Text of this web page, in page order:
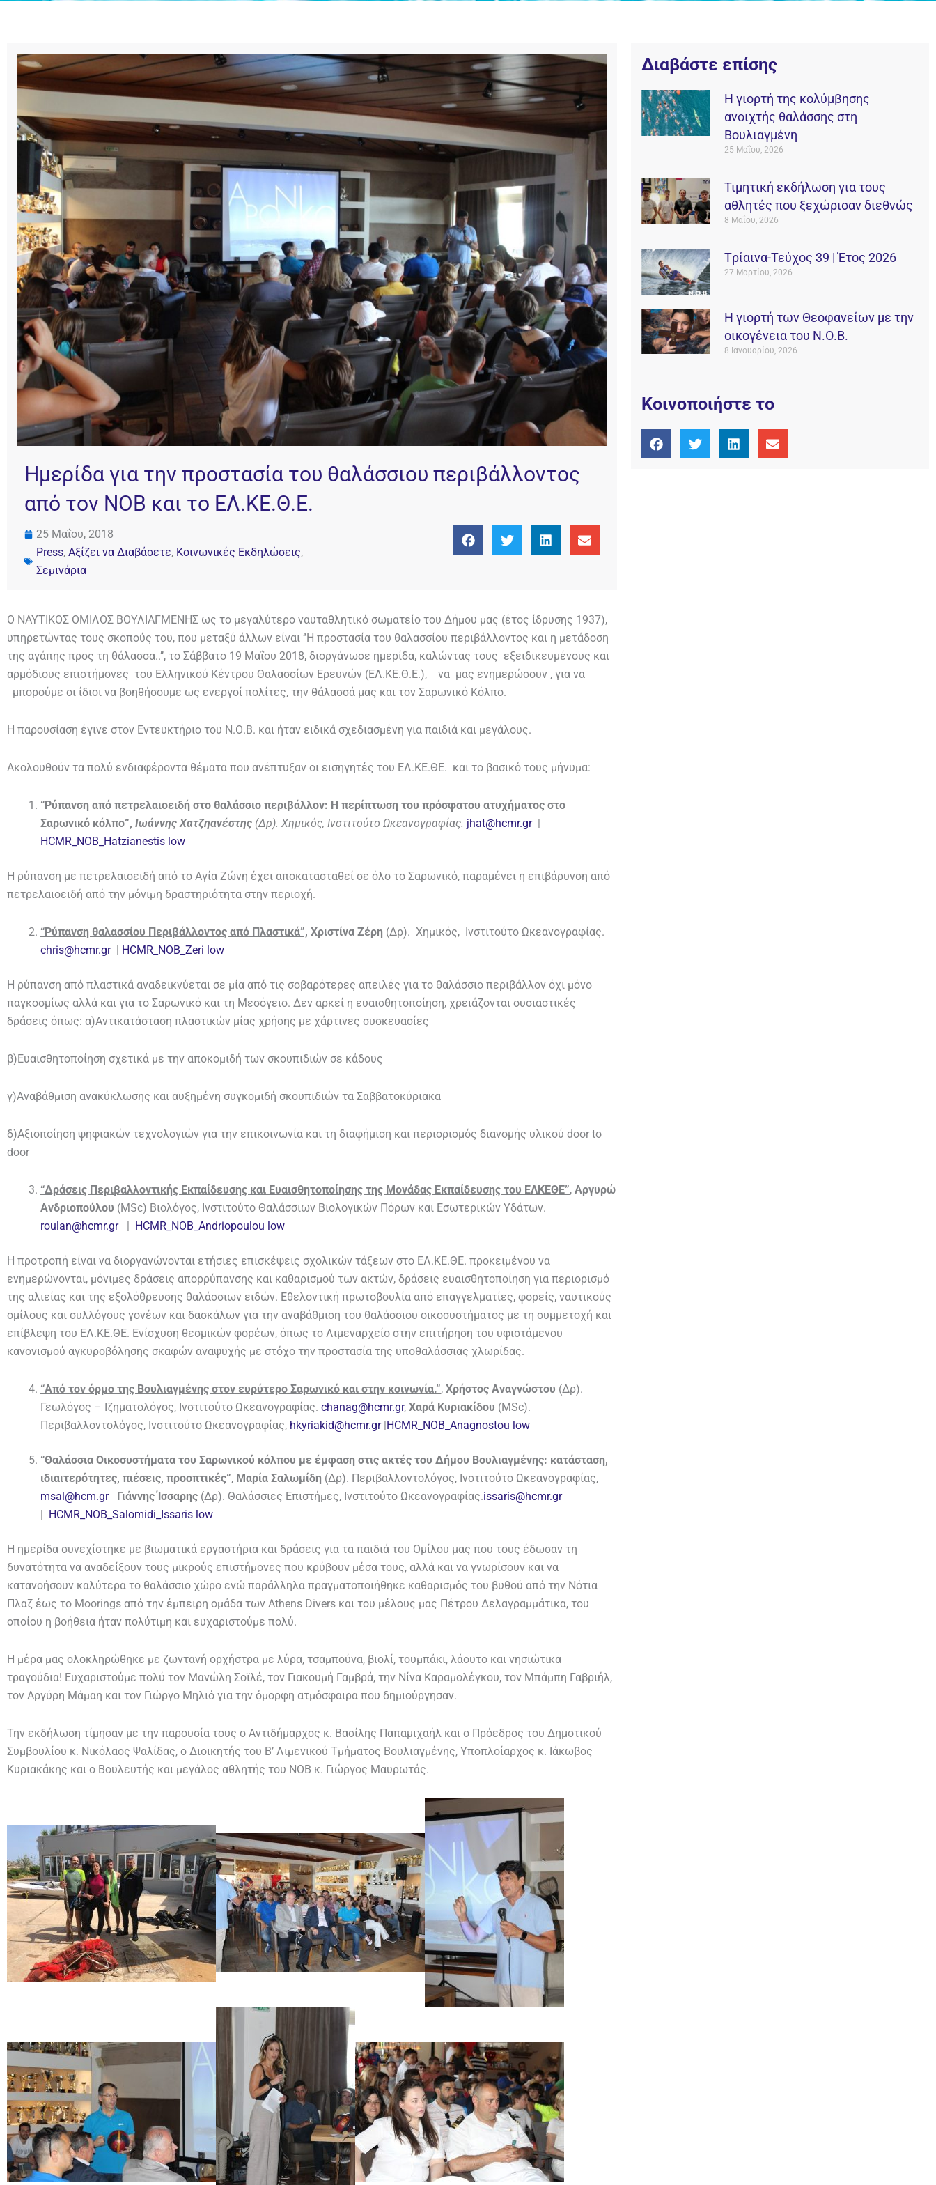
Ημερίδα για την προστασία του θαλάσσιου περιβάλλοντος
από τον ΝΟΒ και το ΕΛ.ΚΕ.Θ.Ε.
25 Μαΐου, 2018
Press, Αξίζει να Διαβάσετε, Κοινωνικές Εκδηλώσεις,
Σεμινάρια
Ο ΝΑΥΤΙΚΟΣ ΟΜΙΛΟΣ ΒΟΥΛΙΑΓΜΕΝΗΣ ως το μεγαλύτερο ναυταθλητικό σωματείο του Δήμου μας (έτος ίδρυσης 1937),
υπηρετώντας τους σκοπούς του, που μεταξύ άλλων είναι ‘’Η προστασία του θαλασσίου περιβάλλοντος και η μετάδοση
της αγάπης προς τη θάλασσα..’’, το Σάββατο 19 Μαΐου 2018, διοργάνωσε ημερίδα, καλώντας τους εξειδικευμένους και
αρμόδιους επιστήμονες του Ελληνικού Κέντρου Θαλασσίων Ερευνών (ΕΛ.ΚΕ.Θ.Ε.), να μας ενημερώσουν , για να
μπορούμε οι ίδιοι να βοηθήσουμε ως ενεργοί πολίτες, την θάλασσά μας και τον Σαρωνικό Κόλπο.
Η παρουσίαση έγινε στον Εντευκτήριο του Ν.Ο.Β. και ήταν ειδικά σχεδιασμένη για παιδιά και μεγάλους.
Ακολουθούν τα πολύ ενδιαφέροντα θέματα που ανέπτυξαν οι εισηγητές του ΕΛ.ΚΕ.ΘΕ. και το βασικό τους μήνυμα:
“Ρύπανση από πετρελαιοειδή στο θαλάσσιο περιβάλλον: Η περίπτωση του πρόσφατου ατυχήματος στο
Σαρωνικό κόλπο”, Ιωάννης Χατζηανέστης (Δρ). Χημικός, Ινστιτούτο Ωκεανογραφίας. jhat@hcmr.gr
HCMR_NOB_Hatzianestis low
Η ρύπανση με πετρελαιοειδή από το Αγία Ζώνη έχει αποκατασταθεί σε όλο το Σαρωνικό, παραμένει η επιβάρυνση από
πετρελαιοειδή από την μόνιμη δραστηριότητα στην περιοχή.
“Ρύπανση θαλασσίου Περιβάλλοντος από Πλαστικά”, Χριστίνα Ζέρη (Δρ). Χημικός, Ινστιτούτο Ωκεανογραφίας.
chris@hcmr.gr
HCMR_NOB_Zeri low
Η ρύπανση από πλαστικά αναδεικνύεται σε μία από τις σοβαρότερες απειλές για το θαλάσσιο περιβάλλον όχι μόνο
παγκοσμίως αλλά και για το Σαρωνικό και τη Μεσόγειο. Δεν αρκεί η ευαισθητοποίηση, χρειάζονται ουσιαστικές
δράσεις όπως: α)Αντικατάσταση πλαστικών μίας χρήσης με χάρτινες συσκευασίες
β)Ευαισθητοποίηση σχετικά με την αποκομιδή των σκουπιδιών σε κάδους
γ)Αναβάθμιση ανακύκλωσης και αυξημένη συγκομιδή σκουπιδιών τα Σαββατοκύριακα
δ)Αξιοποίηση ψηφιακών τεχνολογιών για την επικοινωνία και τη διαφήμιση και περιορισμός διανομής υλικού door to
door
“Δράσεις Περιβαλλοντικής Εκπαίδευσης και Ευαισθητοποίησης της Μονάδας Εκπαίδευσης του ΕΛΚΕΘΕ”, Αργυρώ
Ανδριοπούλου (MSc) Βιολόγος, Ινστιτούτο Θαλάσσιων Βιολογικών Πόρων και Εσωτερικών Υδάτων.
roulan@hcmr.gr| HCMR_NOB_Andriopoulou low
Η προτροπή είναι να διοργανώνονται ετήσιες επισκέψεις σχολικών τάξεων στο ΕΛ.ΚΕ.ΘΕ. προκειμένου να
ενημερώνονται, μόνιμες δράσεις απορρύπανσης και καθαρισμού των ακτών, δράσεις ευαισθητοποίηση για περιορισμό
της αλιείας και της εξολόθρευσης θαλάσσιων ειδών. Εθελοντική πρωτοβουλία από επαγγελματίες, φορείς, ναυτικούς
ομίλους και συλλόγους γονέων και δασκάλων για την αναβάθμιση του θαλάσσιου οικοσυστήματος με τη συμμετοχή και
επίβλεψη του ΕΛ.ΚΕ.ΘΕ. Ενίσχυση θεσμικών φορέων, όπως το Λιμεναρχείο στην επιτήρηση του υφιστάμενου
κανονισμού αγκυροβόλησης σκαφών αναψυχής με στόχο την προστασία της υποθαλάσσιας χλωρίδας.
“Από τον όρμο της Βουλιαγμένης στον ευρύτερο Σαρωνικό και στην κοινωνία.”, Χρήστος Αναγνώστου (Δρ).
Γεωλόγος – Ιζηματολόγος, Ινστιτούτο Ωκεανογραφίας. chanag@hcmr.gr, Χαρά Κυριακίδου (MSc).
Περιβαλλοντολόγος, Ινστιτούτο Ωκεανογραφίας, hkyriakid@hcmr.gr| HCMR_NOB_Anagnostou low
“Θαλάσσια Οικοσυστήματα του Σαρωνικού κόλπου με έμφαση στις ακτές του Δήμου Βουλιαγμένης: κατάσταση,
ιδιαιτερότητες, πιέσεις, προοπτικές”, Μαρία Σαλωμίδη (Δρ). Περιβαλλοντολόγος, Ινστιτούτο Ωκεανογραφίας,
msal@hcm.gr
Γιάννης Ίσσαρης (Δρ). Θαλάσσιες Επιστήμες, Ινστιτούτο Ωκεανογραφίας.issaris@hcmr.gr
HCMR_NOB_Salomidi_Issaris low
H ημερίδα συνεχίστηκε με βιωματικά εργαστήρια και δράσεις για τα παιδιά του Ομίλου μας που τους έδωσαν τη
δυνατότητα να αναδείξουν τους μικρούς επιστήμονες που κρύβουν μέσα τους, αλλά και να γνωρίσουν και να
κατανοήσουν καλύτερα το θαλάσσιο χώρο ενώ παράλληλα πραγματοποιήθηκε καθαρισμός του βυθού από την Νότια
Πλαζ έως το Moorings από την έμπειρη ομάδα των Athens Divers και του μέλους μας Πέτρου Δελαγραμμάτικα, του
οποίου η βοήθεια ήταν πολύτιμη και ευχαριστούμε πολύ.
Η μέρα μας ολοκληρώθηκε με ζωντανή ορχήστρα με λύρα, τσαμπούνα, βιολί, τουμπάκι, λάουτο και νησιώτικα
τραγούδια! Ευχαριστούμε πολύ τον Μανώλη Σοϊλέ, τον Γιακουμή Γαμβρά, την Νίνα Καραμολέγκου, τον Μπάμπη Γαβριήλ,
τον Αργύρη Μάμαη και τον Γιώργο Μηλιό για την όμορφη ατμόσφαιρα που δημιούργησαν.
Την εκδήλωση τίμησαν με την παρουσία τους ο Αντιδήμαρχος κ. Βασίλης Παπαμιχαήλ και ο Πρόεδρος του Δημοτικού
Συμβουλίου κ. Νικόλαος Ψαλίδας, ο Διοικητής του Β’ Λιμενικού Τμήματος Βουλιαγμένης, Υποπλοίαρχος κ. Ιάκωβος
Κυριακάκης και ο Βουλευτής και μεγάλος αθλητής του ΝΟΒ κ. Γιώργος Μαυρωτάς.
Διαβάστε επίσης
Η γιορτή της κολύμβησης
ανοιχτής θαλάσσης στη
Βουλιαγμένη
25 Μαΐου, 2026
Τιμητική εκδήλωση για τους
αθλητές που ξεχώρισαν διεθνώς
8 Μαΐου, 2026
Tρίαινα-Τεύχος 39 | Έτος 2026
27 Μαρτίου, 2026
Η γιορτή των Θεοφανείων με την
οικογένεια του Ν.Ο.Β.
8 Ιανουαρίου, 2026
Κοινοποιήστε το